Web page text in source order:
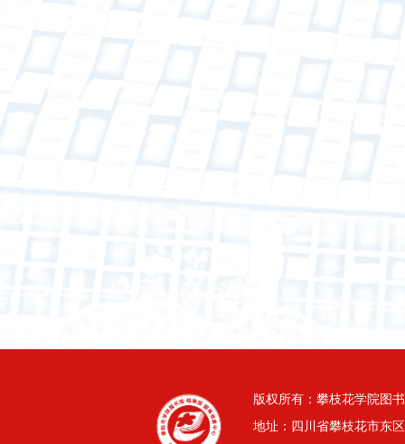
版权所有：攀枝花学院图
地址：四川省攀枝花市东